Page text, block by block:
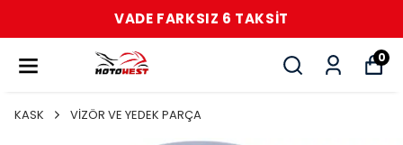
VADE FARKSIZ 6 TAKSİT
0
KASK VİZÖR VE YEDEK PARÇA